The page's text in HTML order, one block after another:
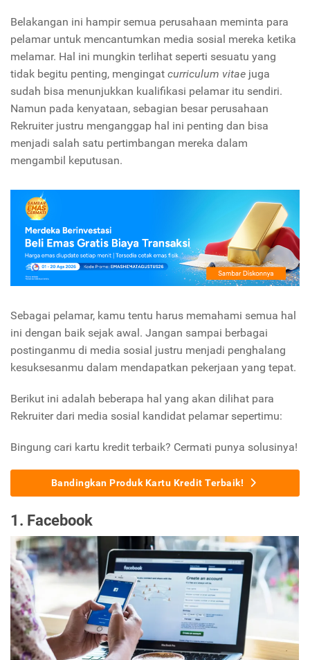
Belakangan ini hampir semua perusahaan meminta para
pelamar untuk mencantumkan media sosial mereka ketika
melamar. Hal ini mungkin terlihat seperti sesuatu yang
tidak begitu penting, mengingat curriculum vitae juga
sudah bisa menunjukkan kualifikasi pelamar itu sendiri.
Namun pada kenyataan, sebagian besar perusahaan
Rekruiter justru menganggap hal ini penting dan bisa
menjadi salah satu pertimbangan mereka dalam
mengambil keputusan.
Sebagai pelamar, kamu tentu harus memahami semua hal
ini dengan baik sejak awal. Jangan sampai berbagai
postinganmu di media sosial justru menjadi penghalang
kesuksesanmu dalam mendapatkan pekerjaan yang tepat.
Berikut ini adalah beberapa hal yang akan dilihat para
Rekruiter dari media sosial kandidat pelamar sepertimu:
Bingung cari kartu kredit terbaik? Cermati punya solusinya!
Bandingkan Produk Kartu Kredit Terbaik!
1. Facebook